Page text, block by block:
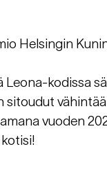
Helsingin
Leona-kodissa
sitoudut
vuoden